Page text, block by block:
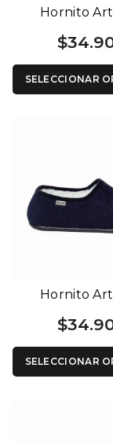
Hornito Art
$
SELECCIONAR
Hornito Art
$
SELECCIONAR